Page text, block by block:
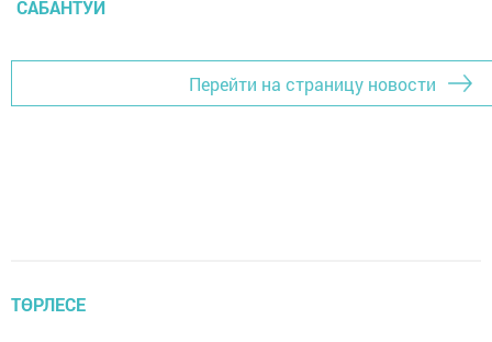
САБАНТУЙ
Перейти на страницу новости
ТӨРЛЕСЕ